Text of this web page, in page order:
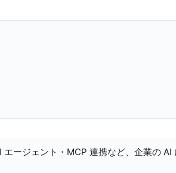
ージェント・MCP 連携など、企業の